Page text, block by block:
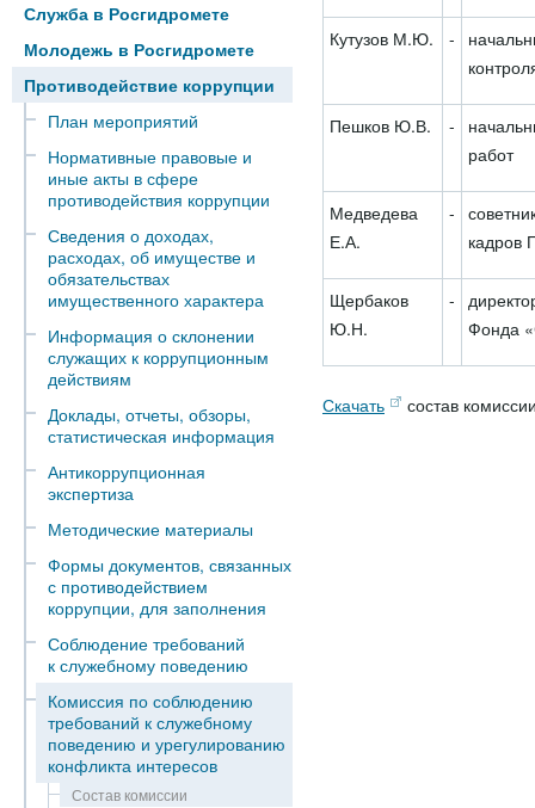
Служба в Росгидромете
Молодежь в Росгидромете
Противодействие коррупции
План мероприятий
Нормативные правовые и
иные акты в сфере
противодействия коррупции
Сведения о доходах,
расходах, об имуществе и
обязательствах
имущественного характера
Информация о склонении
служащих к коррупционным
действиям
Доклады, отчеты, обзоры,
статистическая информация
Антикоррупционная
экспертиза
Методические материалы
Формы документов, связанных
с противодействием
коррупции, для заполнения
Соблюдение требований
к служебному поведению
Комиссия по соблюдению
требований к служебному
поведению и урегулированию
конфликта интересов
Состав комиссии
Кутузов М.Ю. -
Пешков Ю.В. -
работ
Медведева
Е.А.
-
кадров
Щербаков
Ю.Н.
-
Фонда
Скачать состав